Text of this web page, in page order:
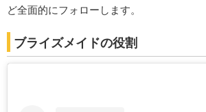
ど全面的にフォローします。
ブライズメイドの役割